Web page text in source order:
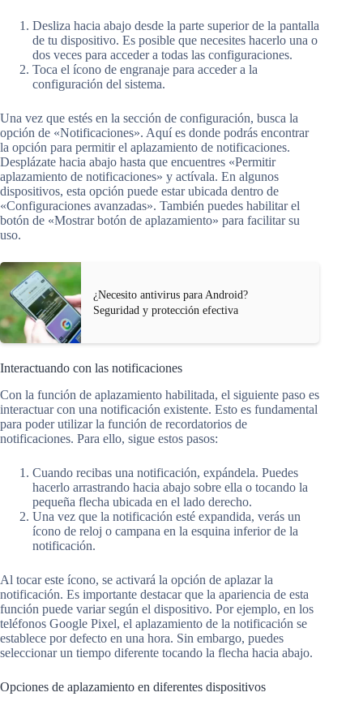
Desliza hacia abajo desde la parte superior de la pantalla
de tu dispositivo. Es posible que necesites hacerlo una o
dos veces para acceder a todas las configuraciones.
Toca el ícono de engranaje para acceder a la
configuración del sistema.
Una vez que estés en la sección de configuración, busca la
opción de «Notificaciones». Aquí es donde podrás encontrar
la opción para permitir el aplazamiento de notificaciones.
Desplázate hacia abajo hasta que encuentres «Permitir
aplazamiento de notificaciones» y actívala. En algunos
dispositivos, esta opción puede estar ubicada dentro de
«Configuraciones avanzadas». También puedes habilitar el
botón de «Mostrar botón de aplazamiento» para facilitar su
uso.
¿Necesito antivirus para Android?
Seguridad y protección efectiva
Interactuando con las notificaciones
Con la función de aplazamiento habilitada, el siguiente paso es
interactuar con una notificación existente. Esto es fundamental
para poder utilizar la función de recordatorios de
notificaciones. Para ello, sigue estos pasos:
Cuando recibas una notificación, expándela. Puedes
hacerlo arrastrando hacia abajo sobre ella o tocando la
pequeña flecha ubicada en el lado derecho.
Una vez que la notificación esté expandida, verás un
ícono de reloj o campana en la esquina inferior de la
notificación.
Al tocar este ícono, se activará la opción de aplazar la
notificación. Es importante destacar que la apariencia de esta
función puede variar según el dispositivo. Por ejemplo, en los
teléfonos Google Pixel, el aplazamiento de la notificación se
establece por defecto en una hora. Sin embargo, puedes
seleccionar un tiempo diferente tocando la flecha hacia abajo.
Opciones de aplazamiento en diferentes dispositivos